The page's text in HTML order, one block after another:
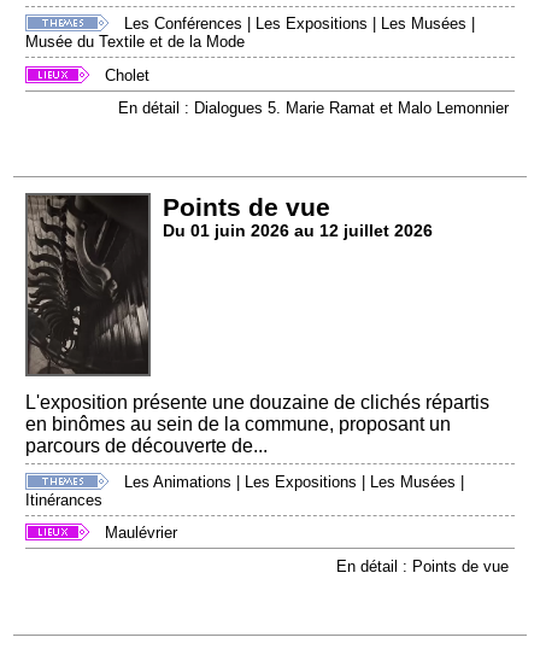
Les Conférences Les Expositions Les Musées
Musée du Textile et de la Mode
Cholet
En détail : Dialogues 5. Marie Ramat et Malo Lemonnier
Points de vue
Du 01 juin 2026 au 12 juillet 2026
L'exposition présente une douzaine de clichés répartis
en binômes au sein de la commune, proposant un
parcours de découverte de...
Les Animations Les Expositions Les Musées
Itinérances
Maulévrier
En détail : Points de vue